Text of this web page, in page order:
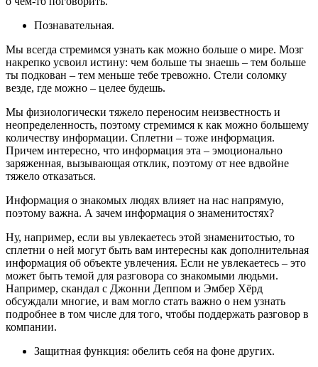
Познавательная.
Мы всегда стремимся узнать как можно больше о мире. Мозг
накрепко усвоил истину: чем больше ты знаешь ‒ тем больше
ты подкован ‒ тем меньше тебе тревожно. Стели соломку
везде, где можно ‒ целее будешь.
Мы физиологически тяжело переносим неизвестность и
неопределенность, поэтому стремимся к как можно большему
количеству информации. Сплетни ‒ тоже информация.
Причем интересно, что информация эта ‒ эмоционально
заряженная, вызывающая отклик, поэтому от нее вдвойне
тяжело отказаться.
Информация о знакомых людях влияет на нас напрямую,
поэтому важна. А зачем информация о знаменитостях?
Ну, например, если вы увлекаетесь этой знаменитостью, то
сплетни о ней могут быть вам интересны как дополнительная
информация об объекте увлечения. Если не увлекаетесь ‒ это
может быть темой для разговора со знакомыми людьми.
Например, скандал с Джонни Деппом и Эмбер Хёрд
обсуждали многие, и вам могло стать важно о нем узнать
подробнее в том числе для того, чтобы поддержать разговор в
компании.
Защитная функция: обелить себя на фоне других.